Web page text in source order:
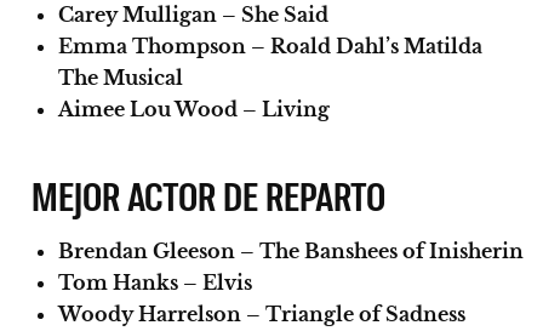
Carey Mulligan – She Said
Emma Thompson – Roald Dahl’s Matilda
The Musical
Aimee Lou Wood – Living
MEJOR ACTOR DE REPARTO
Brendan Gleeson – The Banshees of Inisherin
Tom Hanks – Elvis
Woody Harrelson – Triangle of Sadness